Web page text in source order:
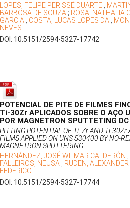
LOPES, FELIPE PERISSÉ DUARTE ;
BARBOSA DE SOUZA ; ROSA, NATHALIA
GARCIA ; COSTA, LUCAS LOPES DA ;
NEVES
DOI: 10.5151/2594-5327-17742
POTENCIAL DE PITE DE FILMES
Ti-30Zr APLICADOS SOBRE O AÇO
POR MAGNETRON SPUTTETING
PITTING POTENTIAL OF Ti, Zr AND Ti-30Zr
FILMS APPLIED ON UNS S30400 BY NO-
MAGNETRON SPUTTERING
HERNÁNDEZ, JOSÉ WILMAR CALDERÓN ;
FALLEIROS, NEUSA ; RUDEN, ALEXANDER
FEDERICO
DOI: 10.5151/2594-5327-17744